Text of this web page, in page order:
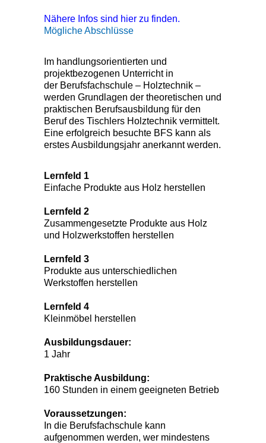
Nähere Infos sind hier zu finden.
Mögliche Abschlüsse
Im handlungsorientierten und
projektbezogenen Unterricht in
der Berufsfachschule – Holztechnik –
werden Grundlagen der theoretischen und
praktischen Berufsausbildung für den
Beruf des Tischlers Holztechnik vermittelt.
Eine erfolgreich besuchte BFS kann als
erstes Ausbildungsjahr anerkannt werden.
Lernfeld 1
Einfache Produkte aus Holz herstellen
Lernfeld 2
Zusammengesetzte Produkte aus Holz
und Holzwerkstoffen herstellen
Lernfeld 3
Produkte aus unterschiedlichen
Werkstoffen herstellen
Lernfeld 4
Kleinmöbel herstellen
Ausbildungsdauer:
1 Jahr
Praktische Ausbildung:
160 Stunden in einem geeigneten Betrieb
Voraussetzungen:
In die Berufsfachschule kann
aufgenommen werden, wer mindestens